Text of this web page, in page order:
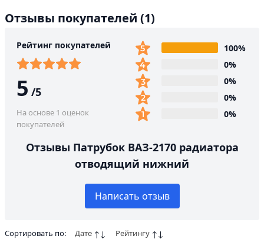
Отзывы покупателей (1)
Рейтинг покупателей
5 /5
На основе 1 оценок
покупателей
100%
0%
0%
0%
0%
Отзывы Патрубок ВАЗ-2170 радиатора
отводящий нижний
Написать отзыв
Сортировать по: Дате Рейтингу